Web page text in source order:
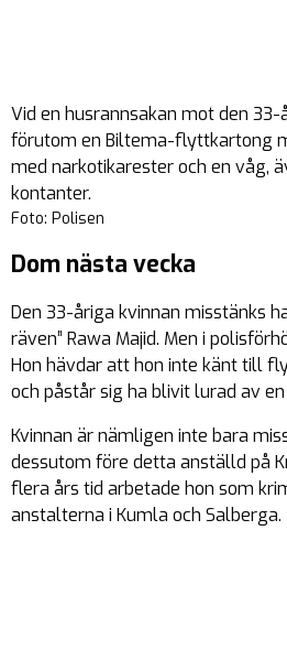
Vid en husrannsakan mot den
förutom en Biltema-flyttkartong
med narkotikarester och en våg,
kontanter.
Foto: Polisen
Dom nästa vecka
Den 33-åriga kvinnan misstänks
räven” Rawa Majid. Men i
Hon hävdar att hon inte känt till
och påstår sig ha blivit lurad av
Kvinnan är nämligen inte bara
dessutom före detta anställd på
flera års tid arbetade hon som
anstalterna i Kumla och Salberga.